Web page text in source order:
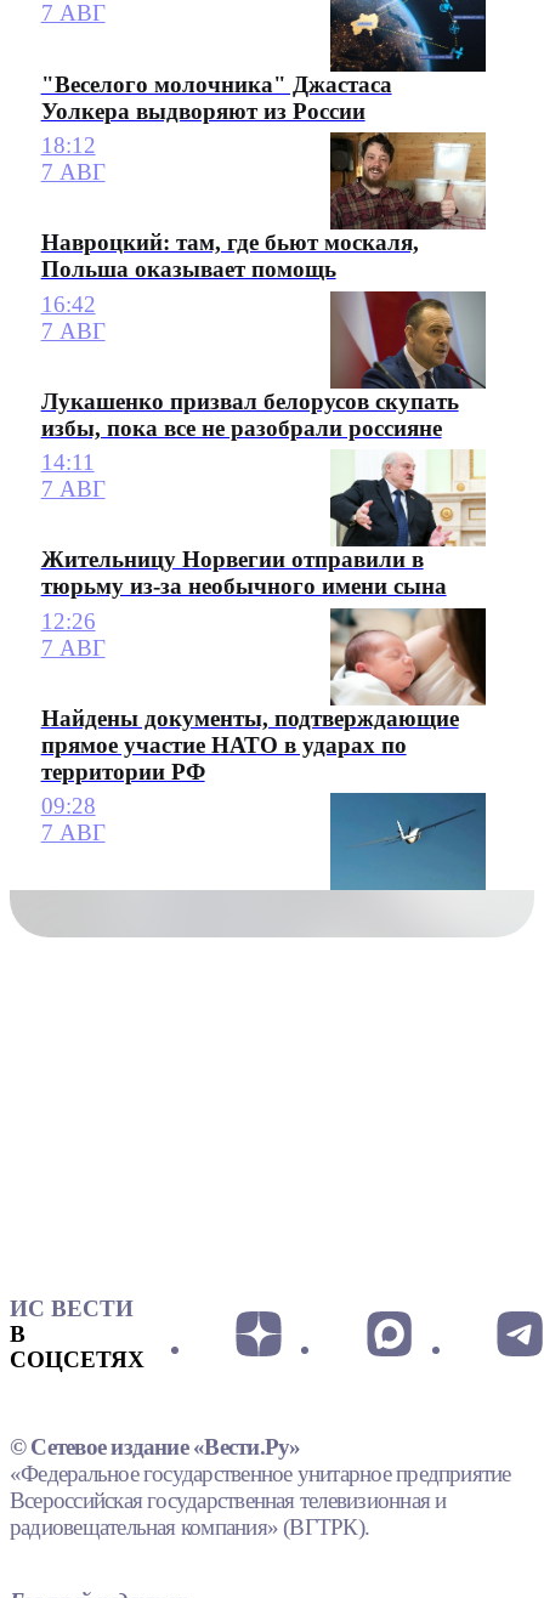
7 АВГ
"Веселого молочника" Джастаса
Уолкера выдворяют из России
18:12
7 АВГ
Навроцкий: там, где бьют москаля,
Польша оказывает помощь
16:42
7 АВГ
Лукашенко призвал белорусов скупать
избы, пока все не разобрали россияне
14:11
7 АВГ
Жительницу Норвегии отправили в
тюрьму из-за необычного имени сына
12:26
7 АВГ
Найдены документы, подтверждающие
прямое участие НАТО в ударах по
территории РФ
09:28
7 АВГ
ИС ВЕСТИ
В
СОЦСЕТЯХ
© Сетевое издание «Вести.Ру»
«Федеральное государственное унитарное предприятие
Всероссийская государственная телевизионная и
радиовещательная компания» (ВГТРК).